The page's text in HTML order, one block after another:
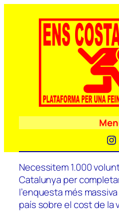
Necessitem 1.000
Catalunya per
l’enquesta més
país sobre el cost de la